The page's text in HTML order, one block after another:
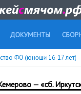
ДОКУМЕНТЫ
ФО (юноши 16-17 лет) -
— «сб.